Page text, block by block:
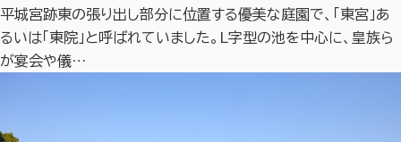
平城宮跡東の張り出し部分に位置する優美な庭園で、「東宮」あ
るいは「東院」と呼ばれていました。L字型の池を中心に、皇族ら
が宴会や儀…